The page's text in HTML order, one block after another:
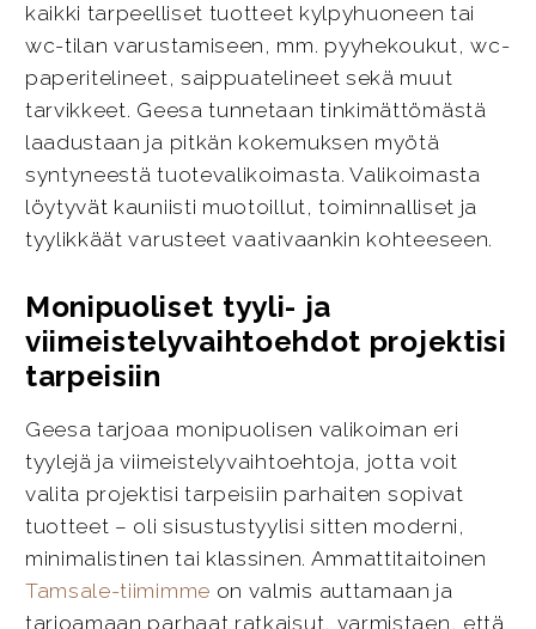
kaikki tarpeelliset tuotteet kylpyhuoneen tai
wc-tilan varustamiseen, mm. pyyhekoukut, wc-
paperitelineet, saippuatelineet sekä muut
tarvikkeet. Geesa tunnetaan tinkimättömästä
laadustaan ja pitkän kokemuksen myötä
syntyneestä tuotevalikoimasta. Valikoimasta
löytyvät kauniisti muotoillut, toiminnalliset ja
tyylikkäät varusteet vaativaankin kohteeseen.
Monipuoliset tyyli- ja
viimeistelyvaihtoehdot projektisi
tarpeisiin
Geesa tarjoaa monipuolisen valikoiman eri
tyylejä ja viimeistelyvaihtoehtoja, jotta voit
valita projektisi tarpeisiin parhaiten sopivat
tuotteet – oli sisustustyylisi sitten moderni,
minimalistinen tai klassinen. Ammattitaitoinen
Tamsale-tiimimme on valmis auttamaan ja
tarjoamaan parhaat ratkaisut, varmistaen, että